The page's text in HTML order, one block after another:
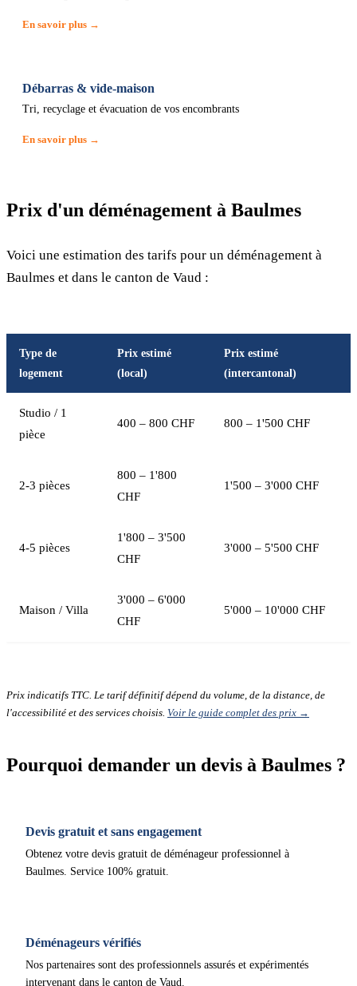
En savoir plus →
Débarras & vide-maison
Tri, recyclage et évacuation de vos encombrants
En savoir plus →
Prix d'un déménagement à Baulmes
Voici une estimation des tarifs pour un déménagement à
Baulmes et dans le canton de Vaud :
Type de
logement
Prix estimé
(local)
Prix estimé
(intercantonal)
Studio / 1
pièce
400 – 800 CHF 800 – 1'500 CHF
2-3 pièces
800 – 1'800
CHF
1'500 – 3'000 CHF
4-5 pièces
1'800 – 3'500
CHF
3'000 – 5'500 CHF
Maison / Villa
3'000 – 6'000
CHF
5'000 – 10'000 CHF
Prix indicatifs TTC. Le tarif définitif dépend du volume, de la distance, de
l'accessibilité et des services choisis. Voir le guide complet des prix →
Pourquoi demander un devis à Baulmes ?
Devis gratuit et sans engagement
Obtenez votre devis gratuit de déménageur professionnel à
Baulmes. Service 100% gratuit.
Déménageurs vérifiés
Nos partenaires sont des professionnels assurés et expérimentés
intervenant dans le canton de Vaud.